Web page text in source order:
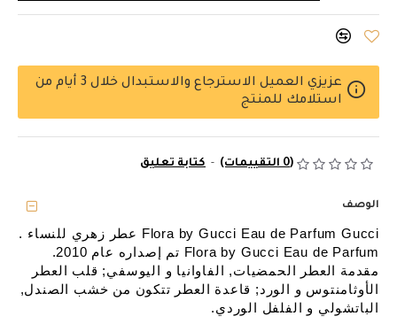
(0 التقييمات) - كتابة تعليق
عزيزي العميل الاسترجاع والاستبدال خلال 3 أيام من
استلامك للمنتج
الوصف
Flora by Gucci Eau de Parfum Gucci عطر زهري للنساء .
Flora by Gucci Eau de Parfum تم إصداره عام 2010.
مقدمة العطر الحمضيات, الفاوانيا و اليوسفي; قلب العطر
الأوثامنتوس و الورد; قاعدة العطر تتكون من خشب الصندل,
الباتشولي و الفلفل الوردي.